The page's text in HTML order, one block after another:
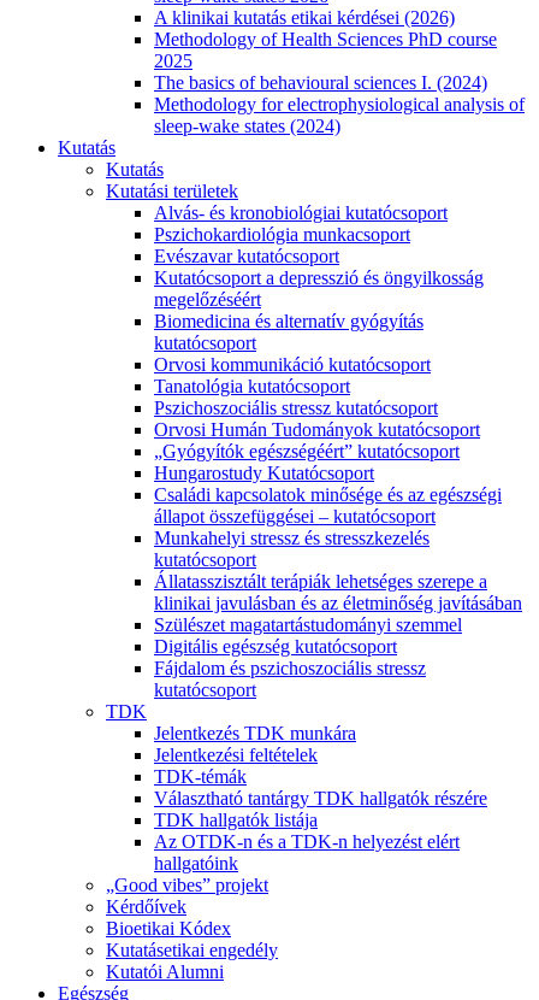
A klinikai kutatás etikai kérdései (2026)
Methodology of Health Sciences PhD course
2025
The basics of behavioural sciences I. (2024)
Methodology for electrophysiological analysis of
sleep-wake states (2024)
Kutatás
Kutatás
Kutatási területek
Alvás- és kronobiológiai kutatócsoport
Pszichokardiológia munkacsoport
Evészavar kutatócsoport
Kutatócsoport a depresszió és öngyilkosság
megelőzéséért
Biomedicina és alternatív gyógyítás
kutatócsoport
Orvosi kommunikáció kutatócsoport
Tanatológia kutatócsoport
Pszichoszociális stressz kutatócsoport
Orvosi Humán Tudományok kutatócsoport
„Gyógyítók egészségéért” kutatócsoport
Hungarostudy Kutatócsoport
Családi kapcsolatok minősége és az egészségi
állapot összefüggései – kutatócsoport
Munkahelyi stressz és stresszkezelés
kutatócsoport
Állatasszisztált terápiák lehetséges szerepe a
klinikai javulásban és az életminőség javításában
Szülészet magatartástudományi szemmel
Digitális egészség kutatócsoport
Fájdalom és pszichoszociális stressz
kutatócsoport
TDK
Jelentkezés TDK munkára
Jelentkezési feltételek
TDK-témák
Választható tantárgy TDK hallgatók részére
TDK hallgatók listája
Az OTDK-n és a TDK-n helyezést elért
hallgatóink
„Good vibes” projekt
Kérdőívek
Bioetikai Kódex
Kutatásetikai engedély
Kutatói Alumni
Egészség